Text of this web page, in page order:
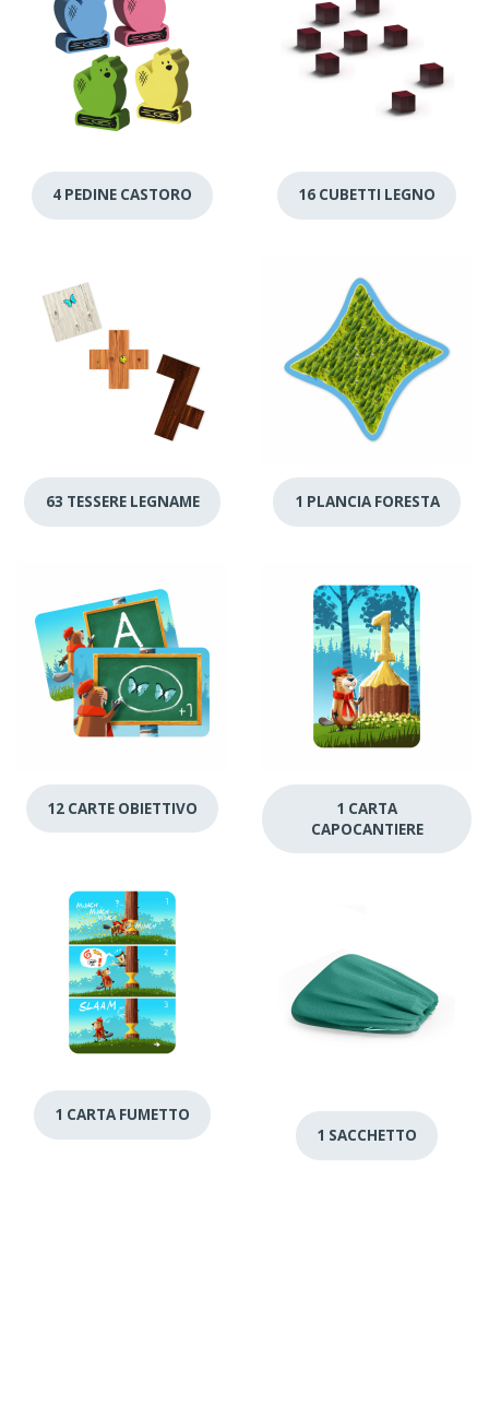
4 PEDINE CASTORO 16 CUBETTI LEGNO
63 TESSERE LEGNAME 1 PLANCIA FORESTA
12 CARTE OBIETTIVO
1 CARTA
CAPOCANTIERE
1 CARTA FUMETTO
1 SACCHETTO